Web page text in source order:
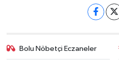
Bolu Nöbetçi Eczaneler